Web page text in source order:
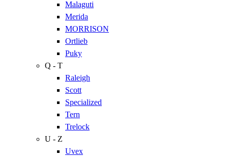
Malaguti
Merida
MORRISON
Ortlieb
Puky
Q - T
Raleigh
Scott
Specialized
Tern
Trelock
U - Z
Uvex